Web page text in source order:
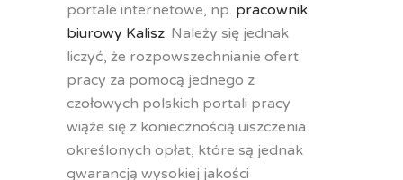
portale internetowe, np. pracownik
biurowy Kalisz. Należy się jednak
liczyć, że rozpowszechnianie ofert
pracy za pomocą jednego z
czołowych polskich portali pracy
wiąże się z koniecznością uiszczenia
określonych opłat, które są jednak
gwarancją wysokiej jakości